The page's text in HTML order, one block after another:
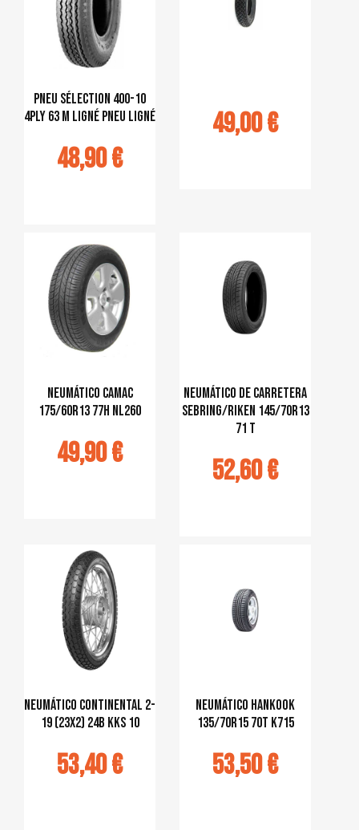
pneu sélection 400-10
4PLY 63 M ligné pneu ligné
48,90 €
49,00 €
Neumático CAMAC
175/60R13 77H NL260
49,90 €
Neumático de carretera
Sebring/Riken 145/70R13
71 T
52,60 €
Neumático Continental 2-
19 (23x2) 24B KKS 10
53,40 €
Neumático Hankook
135/70R15 70T K715
53,50 €